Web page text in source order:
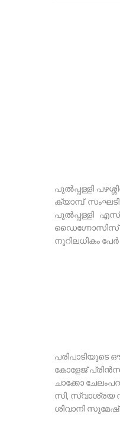
പുൽപ്പള്ളി
ക്യാമ്പ്
പുൽപ്പള്ളി
ഡൈഗ്നോസിസ്
നൂറിലധികം
പരിപാടിയുടെ
കോളേജ്
ചാക്കോ
സി, സ്വാശ്രയ
ശിവാനി സുമേഷ്